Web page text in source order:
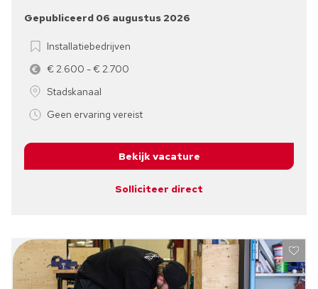
Gepubliceerd 06 augustus 2026
Installatiebedrijven
€ 2.600 - € 2.700
Stadskanaal
Geen ervaring vereist
Solliciteer direct
Bekijk vacature